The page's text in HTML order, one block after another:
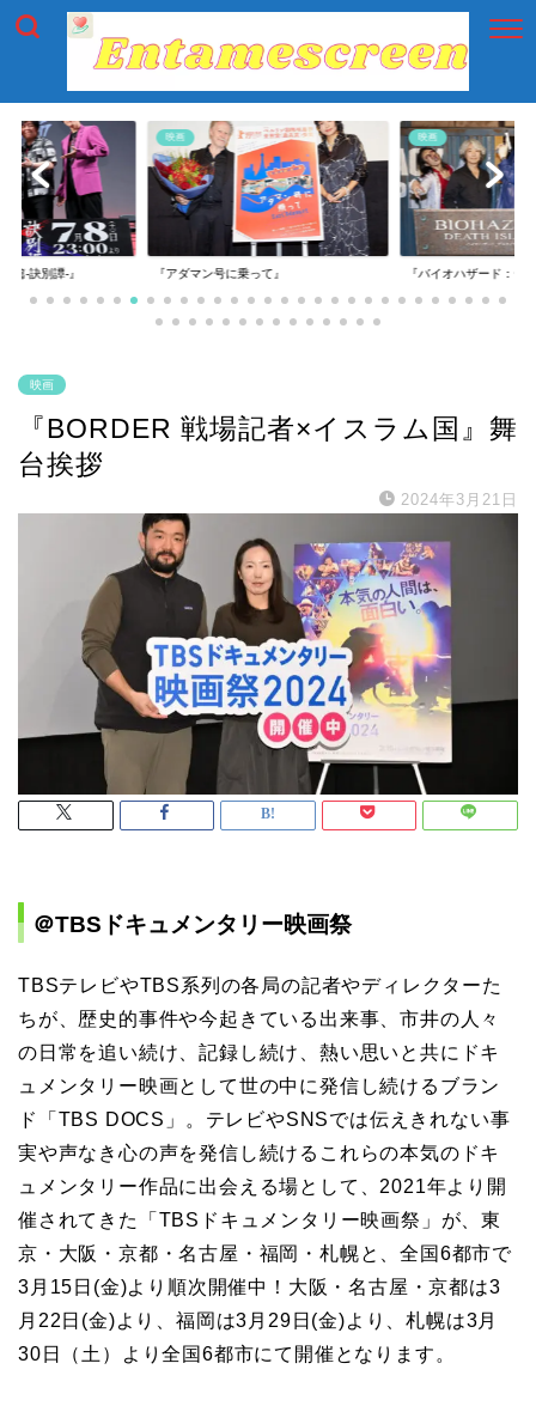
て』
映画
『バイオハザード：デスアイランド』
映画
映画『もしかしたら私
映画
『BORDER 戦場記者×イスラム国』舞
台挨拶
2024年3月21日
＠TBSドキュメンタリー映画祭
TBSテレビやTBS系列の各局の記者やディレクターた
ちが、歴史的事件や今起きている出来事、市井の人々
の日常を追い続け、記録し続け、熱い思いと共にドキ
ュメンタリー映画として世の中に発信し続けるブラン
ド「TBS DOCS」。テレビやSNSでは伝えきれない事
実や声なき心の声を発信し続けるこれらの本気のドキ
ュメンタリー作品に出会える場として、2021年より開
催されてきた「TBSドキュメンタリー映画祭」が、東
京・大阪・京都・名古屋・福岡・札幌と、全国6都市で
3月15日(金)より順次開催中！大阪・名古屋・京都は3
月22日(金)より、福岡は3月29日(金)より、札幌は3月
30日（土）より全国6都市にて開催となります。